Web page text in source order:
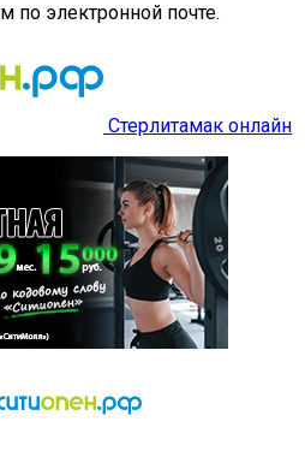
по электронной почте.
Стерлитамак онлайн